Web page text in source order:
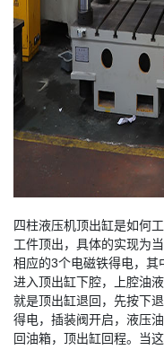
四柱液压机顶出缸是如何
工件顶出，具体的实现为
相应的3个电磁铁得电，其
进入顶出缸下腔，上腔油
就是顶出缸退回，先按下
得电，插装阀开启，液压
回油箱，顶出缸回程。当